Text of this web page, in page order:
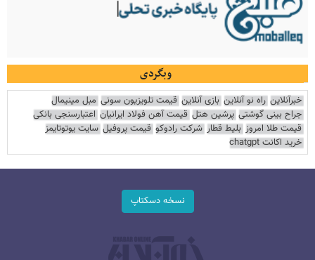
وبگردی
خبرآنلاین راه نو آنلاین بازی آنلاین قیمت تلویزیون سونی مبل مینیمال
جراح بینی گوشتی پرشین هتل قیمت آهن فولاد ایرانیان اعتبارسنجی بانکی
قیمت طلا امروز بلیط قطار شرکت رادوکو قیمت پروفیل سایت یوتوتایمز
خرید اکانت chatgpt
نسخه دسکتاپ